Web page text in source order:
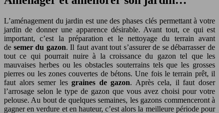
L’aménagement du jardin est une des phases clés permettant à votre
jardin de donner une apparence désirable. Avant tout, ce qui est
important, c’est la préparation et le nettoyage du terrain avant
de semer du gazon. Il faut avant tout s’assurer de se débarrasser de
tout ce qui pourrait nuire à la croissance du gazon tel que les
mauvaises herbes ou les obstacles souterrains tels que les grosses
pierres ou les zones couvertes de bétons. Une fois le terrain prêt, il
faut alors semer lesgraines de gazon. Après cela, il faut doser
l’arrosage selon le type de gazon que vous avez choisi pour votre
pelouse. Au bout de quelques semaines, les gazons commenceront à
gagner en verdure et en hauteur, c’est alors la meilleure période pour